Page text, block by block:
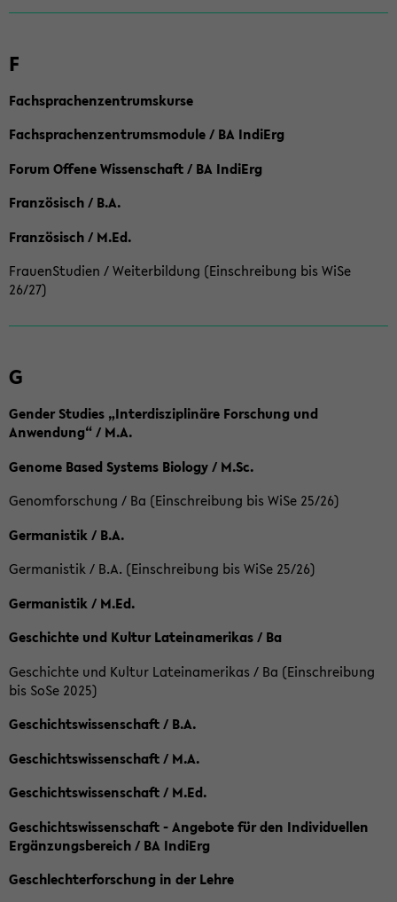
F
Fachsprachenzentrumskurse
Fachsprachenzentrumsmodule / BA IndiErg
Forum Offene Wissenschaft / BA IndiErg
Französisch / B.A.
Französisch / M.Ed.
FrauenStudien / Weiterbildung (Einschreibung bis WiSe
26/27)
G
Gender Studies „Interdisziplinäre Forschung und
Anwendung“ / M.A.
Genome Based Systems Biology / M.Sc.
Genomforschung / Ba (Einschreibung bis WiSe 25/26)
Germanistik / B.A.
Germanistik / B.A. (Einschreibung bis WiSe 25/26)
Germanistik / M.Ed.
Geschichte und Kultur Lateinamerikas / Ba
Geschichte und Kultur Lateinamerikas / Ba (Einschreibung
bis SoSe 2025)
Geschichtswissenschaft / B.A.
Geschichtswissenschaft / M.A.
Geschichtswissenschaft / M.Ed.
Geschichtswissenschaft - Angebote für den Individuellen
Ergänzungsbereich / BA IndiErg
Geschlechterforschung in der Lehre